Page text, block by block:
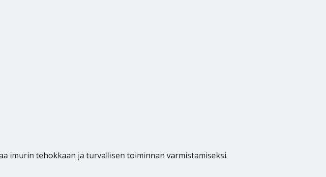
imurin tehokkaan ja turvallisen toiminnan varmistamiseksi.